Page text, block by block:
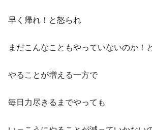
早く帰れ！と怒られ
まだこんなこともやっていないのか！
やることが増える一方で
毎日力尽きるまでやっても